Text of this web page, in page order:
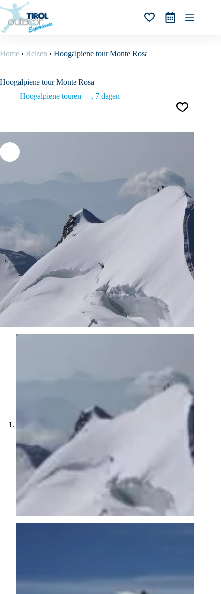
naar
inhoud
Winkelwagen
Home › Reizen › Hoogalpiene tour Monte Rosa
Hoogalpiene tour Monte Rosa
Hoogalpiene touren
7 dagen